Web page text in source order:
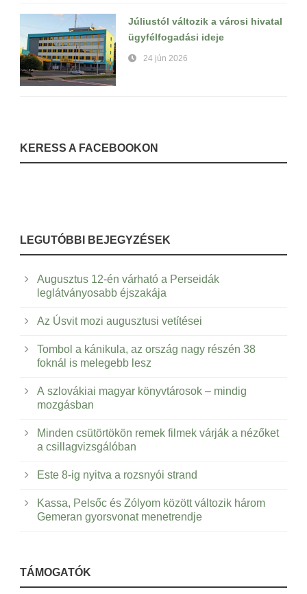
Júliustól változik a városi hivatal
ügyfélfogadási ideje
24 jún 2026
KERESS A FACEBOOKON
LEGUTÓBBI BEJEGYZÉSEK
Augusztus 12-én várható a Perseidák
leglátványosabb éjszakája
Az Úsvit mozi augusztusi vetítései
Tombol a kánikula, az ország nagy részén 38
foknál is melegebb lesz
A szlovákiai magyar könyvtárosok – mindig
mozgásban
Minden csütörtökön remek filmek várják a nézőket
a csillagvizsgálóban
Este 8-ig nyitva a rozsnyói strand
Kassa, Pelsőc és Zólyom között változik három
Gemeran gyorsvonat menetrendje
TÁMOGATÓK